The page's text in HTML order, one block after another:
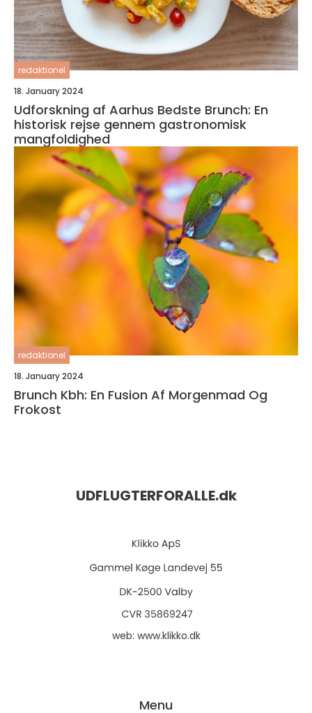
redaktionel
18. January 2024
Udforskning af Aarhus Bedste Brunch: En
historisk rejse gennem gastronomisk
mangfoldighed
redaktionel
18. January 2024
Brunch Kbh: En Fusion Af Morgenmad Og
Frokost
UDFLUGTERFORALLE.dk
web: www.klikko.dk
Menu